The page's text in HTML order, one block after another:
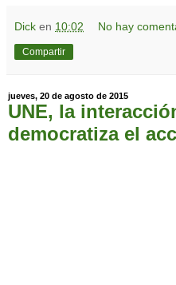
Dick en 10:02 No hay
Compartir
jueves, 20 de agosto de 2015
UNE, la
democratiza el